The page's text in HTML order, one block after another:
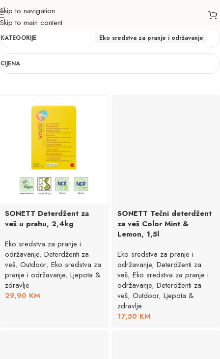
Skip to navigation
Skip to main content
Eko sredstva za pranje i održavanje
KATEGORIJE Eko sredstva za pranje i održavanje
CIJENA
SONETT Deterdžent za
veš u prahu, 2,4kg
Eko sredstva za pranje i
održavanje, Deterdženti za
veš, Outdoor, Eko sredstva za
pranje i održavanje, Ljepota &
zdravlje
29,90 KM
SONETT Tečni deterdžent
za veš Color Mint &
Lemon, 1,5l
Eko sredstva za pranje i
održavanje, Deterdženti za
veš, Eko sredstva za pranje i
održavanje, Deterdženti za
veš, Outdoor, Ljepota &
zdravlje
17,50 KM